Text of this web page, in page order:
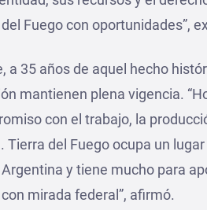
Fuego con oportunidades”,
a 35 años de aquel hecho
mantienen plena vigencia.
con el trabajo, la
Tierra del Fuego ocupa un
y tiene mucho para
mirada federal”, afirmó.